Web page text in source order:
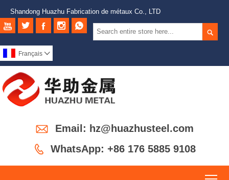
Shandong Huazhu Fabrication de métaux Co., LTD

    
Français 
 Email: hz@huazhusteel.com
 WhatsApp: +86 176 5885 9108